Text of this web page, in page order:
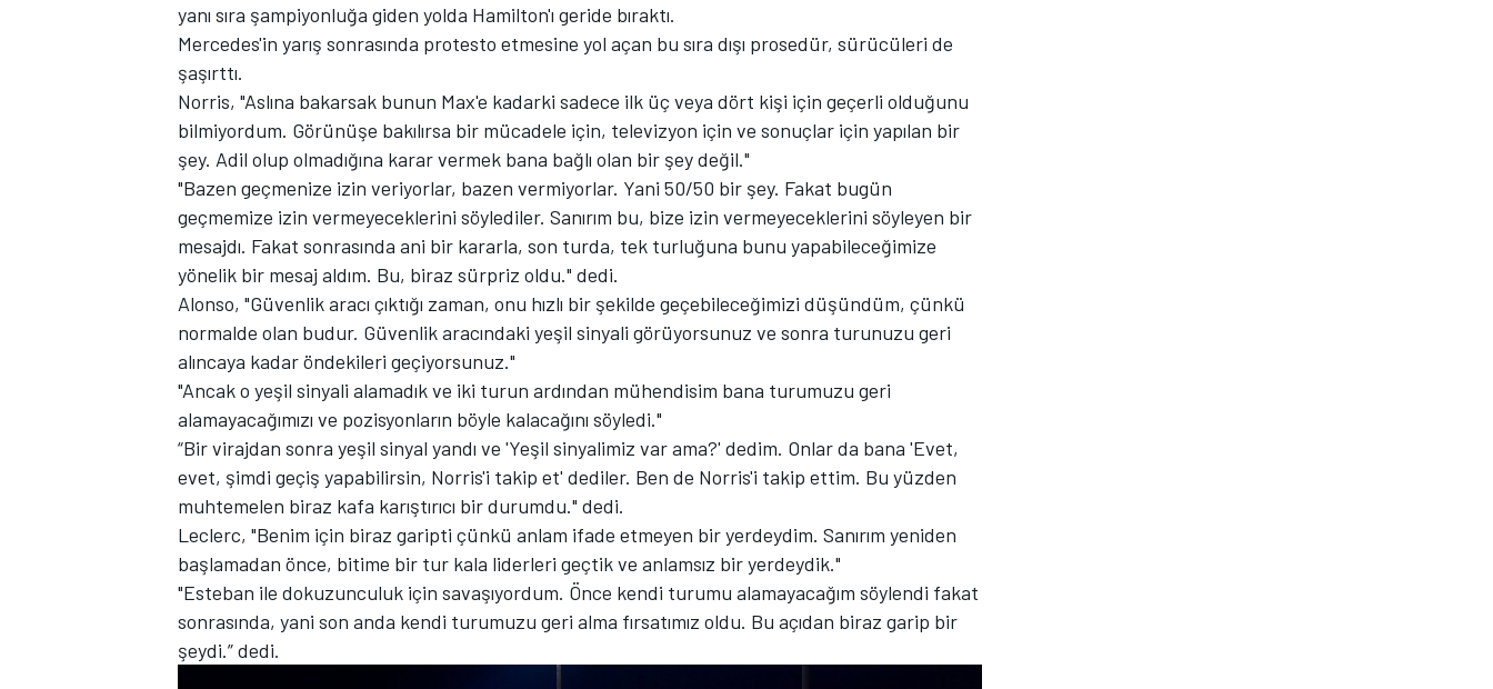
TÜRK SPORCULAR
yanı sıra şampiyonluğa giden yolda Hamilton'ı geride bıraktı.
Mercedes'in yarış sonrasında protesto etmesine yol açan bu sıra dışı prosedür, sürücüleri de
şaşırttı.
Norris, "Aslına bakarsak bunun Max'e kadarki sadece ilk üç veya dört kişi için geçerli olduğunu
bilmiyordum. Görünüşe bakılırsa bir mücadele için, televizyon için ve sonuçlar için yapılan bir
şey. Adil olup olmadığına karar vermek bana bağlı olan bir şey değil."
"Bazen geçmenize izin veriyorlar, bazen vermiyorlar. Yani 50/50 bir şey. Fakat bugün
geçmemize izin vermeyeceklerini söylediler. Sanırım bu, bize izin vermeyeceklerini söyleyen bir
mesajdı. Fakat sonrasında ani bir kararla, son turda, tek turluğuna bunu yapabileceğimize
yönelik bir mesaj aldım. Bu, biraz sürpriz oldu." dedi.
Alonso, "Güvenlik aracı çıktığı zaman, onu hızlı bir şekilde geçebileceğimizi düşündüm, çünkü
normalde olan budur. Güvenlik aracındaki yeşil sinyali görüyorsunuz ve sonra turunuzu geri
alıncaya kadar öndekileri geçiyorsunuz."
"Ancak o yeşil sinyali alamadık ve iki turun ardından mühendisim bana turumuzu geri
alamayacağımızı ve pozisyonların böyle kalacağını söyledi."
“Bir virajdan sonra yeşil sinyal yandı ve 'Yeşil sinyalimiz var ama?' dedim. Onlar da bana 'Evet,
evet, şimdi geçiş yapabilirsin, Norris'i takip et' dediler. Ben de Norris'i takip ettim. Bu yüzden
muhtemelen biraz kafa karıştırıcı bir durumdu." dedi.
Leclerc, "Benim için biraz garipti çünkü anlam ifade etmeyen bir yerdeydim. Sanırım yeniden
başlamadan önce, bitime bir tur kala liderleri geçtik ve anlamsız bir yerdeydik."
"Esteban ile dokuzunculuk için savaşıyordum. Önce kendi turumu alamayacağım söylendi fakat
sonrasında, yani son anda kendi turumuzu geri alma fırsatımız oldu. Bu açıdan biraz garip bir
şeydi.” dedi.